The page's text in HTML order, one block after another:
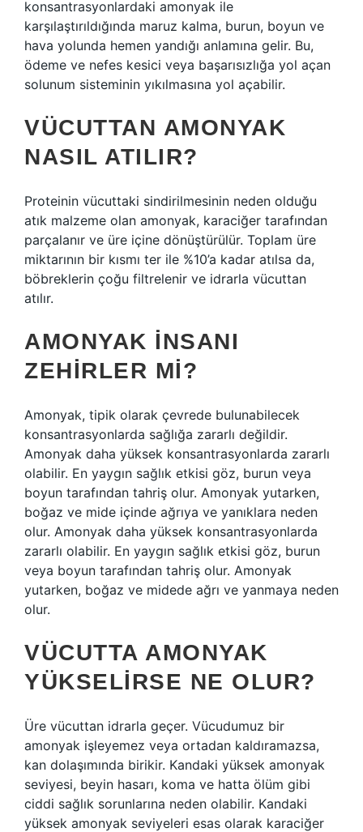
konsantrasyonlardaki amonyak ile
karşılaştırıldığında maruz kalma, burun, boyun ve
hava yolunda hemen yandığı anlamına gelir. Bu,
ödeme ve nefes kesici veya başarısızlığa yol açan
solunum sisteminin yıkılmasına yol açabilir.
VÜCUTTAN AMONYAK
NASIL ATILIR?
Proteinin vücuttaki sindirilmesinin neden olduğu
atık malzeme olan amonyak, karaciğer tarafından
parçalanır ve üre içine dönüştürülür. Toplam üre
miktarının bir kısmı ter ile %10’a kadar atılsa da,
böbreklerin çoğu filtrelenir ve idrarla vücuttan
atılır.
AMONYAK INSANI
ZEHIRLER MI?
Amonyak, tipik olarak çevrede bulunabilecek
konsantrasyonlarda sağlığa zararlı değildir.
Amonyak daha yüksek konsantrasyonlarda zararlı
olabilir. En yaygın sağlık etkisi göz, burun veya
boyun tarafından tahriş olur. Amonyak yutarken,
boğaz ve mide içinde ağrıya ve yanıklara neden
olur. Amonyak daha yüksek konsantrasyonlarda
zararlı olabilir. En yaygın sağlık etkisi göz, burun
veya boyun tarafından tahriş olur. Amonyak
yutarken, boğaz ve midede ağrı ve yanmaya neden
olur.
VÜCUTTA AMONYAK
YÜKSELIRSE NE OLUR?
Üre vücuttan idrarla geçer. Vücudumuz bir
amonyak işleyemez veya ortadan kaldıramazsa,
kan dolaşımında birikir. Kandaki yüksek amonyak
seviyesi, beyin hasarı, koma ve hatta ölüm gibi
ciddi sağlık sorunlarına neden olabilir. Kandaki
yüksek amonyak seviyeleri esas olarak karaciğer